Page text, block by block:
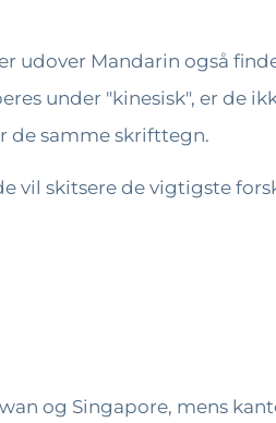
udover Mandarin også
under "kinesisk", er de
de samme skrifttegn.
vil skitsere de vigtigste
og Singapore, mens